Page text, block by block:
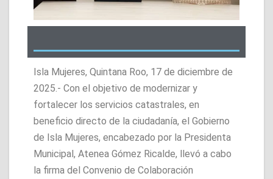
Isla Mujeres, Quintana Roo, 17 de diciembre de
2025.- Con el objetivo de modernizar y
fortalecer los servicios catastrales, en
beneficio directo de la ciudadanía, el Gobierno
de Isla Mujeres, encabezado por la Presidenta
Municipal, Atenea Gómez Ricalde, llevó a cabo
la firma del Convenio de Colaboración